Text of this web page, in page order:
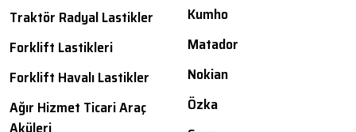
Traktör Radyal Lastikler
Forklift Lastikleri
Forklift Havalı Lastikler
Ağır Hizmet Ticari Araç
Kumho
Matador
Nokian
Özka